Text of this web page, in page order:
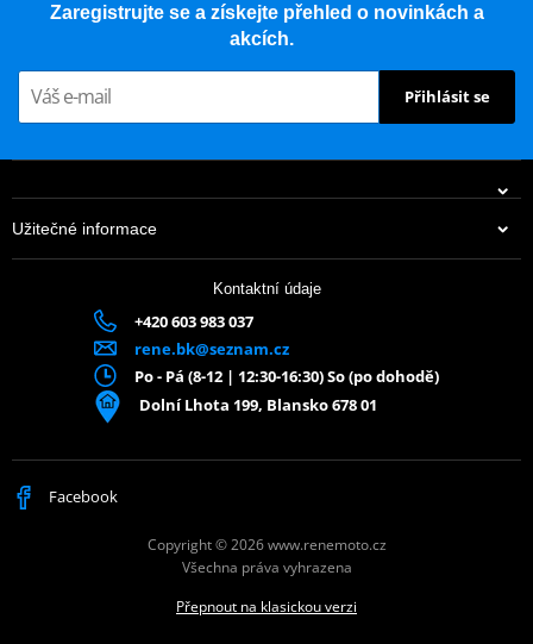
Zaregistrujte se a získejte přehled o novinkách a
akcích.
Přihlásit se
Užitečné informace
Kontaktní údaje
+420 603 983 037
rene.bk@seznam.cz
Po - Pá (8-12 | 12:30-16:30) So (po dohodě)
Dolní Lhota 199, Blansko 678 01
Facebook
Copyright © 2026 www.renemoto.cz
Všechna práva vyhrazena
Přepnout na klasickou verzi